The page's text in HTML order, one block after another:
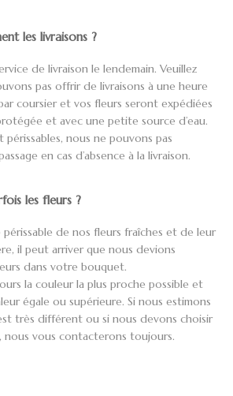
les livraisons ?
de livraison le lendemain. Veuillez
pas offrir de livraisons à une heure
coursier et vos fleurs seront expédiées
et avec une petite source d’eau.
périssables, nous ne pouvons pas
en cas d’absence à la livraison.
les fleurs ?
périssable de nos fleurs fraîches et de leur
il peut arriver que nous devions
dans votre bouquet.
la couleur la plus proche possible et
égale ou supérieure. Si nous estimons
très différent ou si nous devons choisir
vous contacterons toujours.